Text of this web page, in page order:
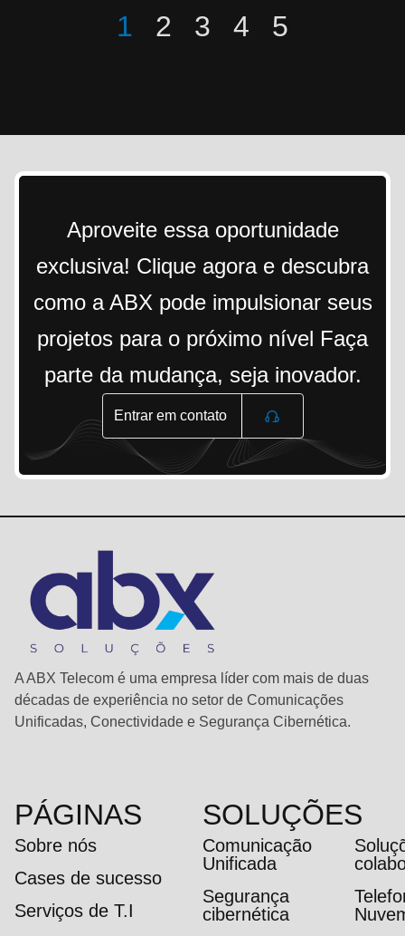
1 2 3 4 5
Aproveite essa oportunidade
exclusiva! Clique agora e descubra
como a ABX pode impulsionar seus
projetos para o próximo nível Faça
parte da mudança, seja inovador.
Entrar em contato
A ABX Telecom é uma empresa líder com mais de duas
décadas de experiência no setor de Comunicações
Unificadas, Conectividade e Segurança Cibernética.
PÁGINAS
Sobre nós
Cases de sucesso
Serviços de T.I
SOLUÇÕES
Comunicação
Unificada
Segurança
cibernética